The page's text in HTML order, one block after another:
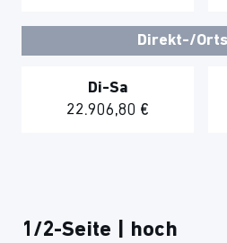
Direkt-/
Di-Sa
22.906,80 €
1/2-Seite | hoch